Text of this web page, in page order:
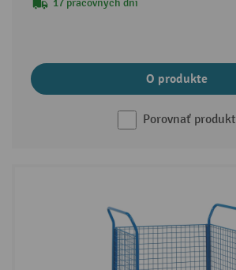
17 pracovných dní
O produkte
Porovnať produkt